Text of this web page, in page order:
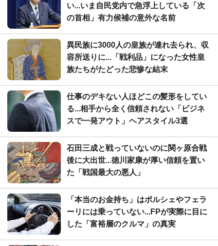
い...いま自民党内で急浮上している「次
の首相」有力候補の意外な名前
異民族に3000人の皇族が連れ去られ、収
容所送りに...「戦利品」になった女性皇
族たちがたどった悲惨な結末
仕事のデキない人ほどこの髪形をしてい
る...相手から全く信頼されない「ビジネ
スで一発アウト」ヘアスタイル3選
石田三成と戦っていないのに関ヶ原合戦
後に大出世...徳川家康が厚い信頼を置い
た「戦国最大の悪人」
「本当のお金持ち」はポルシェやフェラ
ーリには乗っていない...FPが実際に目に
した「富裕層のクルマ」の真実